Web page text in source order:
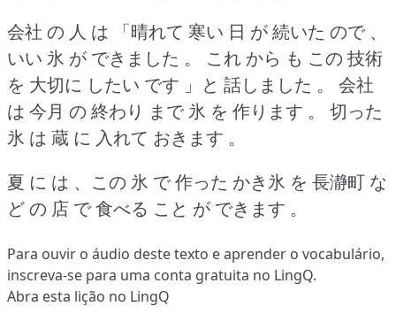
会社 の 人 は 「晴れて 寒い 日 が 続いた ので 、
いい 氷 が できました 。
これ から も この 技術
を 大切に したい です 」と 話しました 。
会社
は 今月 の 終わり まで 氷 を 作ります 。
切った
氷 は 蔵 に 入れて おきます 。
夏 に は 、この 氷 で 作った かき氷 を 長瀞町 な
ど の 店 で 食べる こと が できます 。
Para ouvir o áudio deste texto e aprender o vocabulário,
inscreva-se para uma conta gratuita no LingQ.
Abra esta lição no LingQ